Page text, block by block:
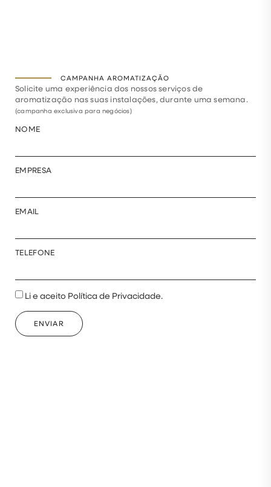
CAMPANHA AROMATIZAÇÃO
Solicite uma experiência dos nossos serviços de
aromatização nas suas instalações, durante uma semana.
(campanha exclusiva para negócios)
NOME
EMPRESA
EMAIL
TELEFONE
Li e aceito Política de Privacidade.
ENVIAR